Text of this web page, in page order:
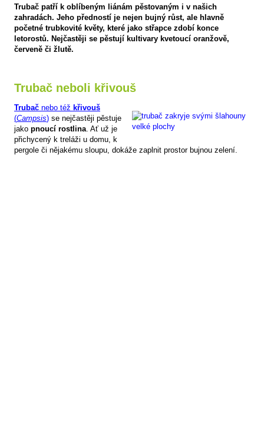
Trubač patří k oblíbeným liánám pěstovaným i v našich
zahradách. Jeho předností je nejen bujný růst, ale hlavně
početné trubkovité květy, které jako střapce zdobí konce
letorostů. Nejčastěji se pěstují kultivary kvetoucí oranžově,
červeně či žlutě.
Trubač neboli křivouš
Trubač nebo též křivouš
(Campsis) se nejčastěji pěstuje
jako pnoucí rostlina. Ať už je
přichycený k treláži u domu, k
pergole či nějakému sloupu, dokáže zaplnit prostor bujnou zelení.